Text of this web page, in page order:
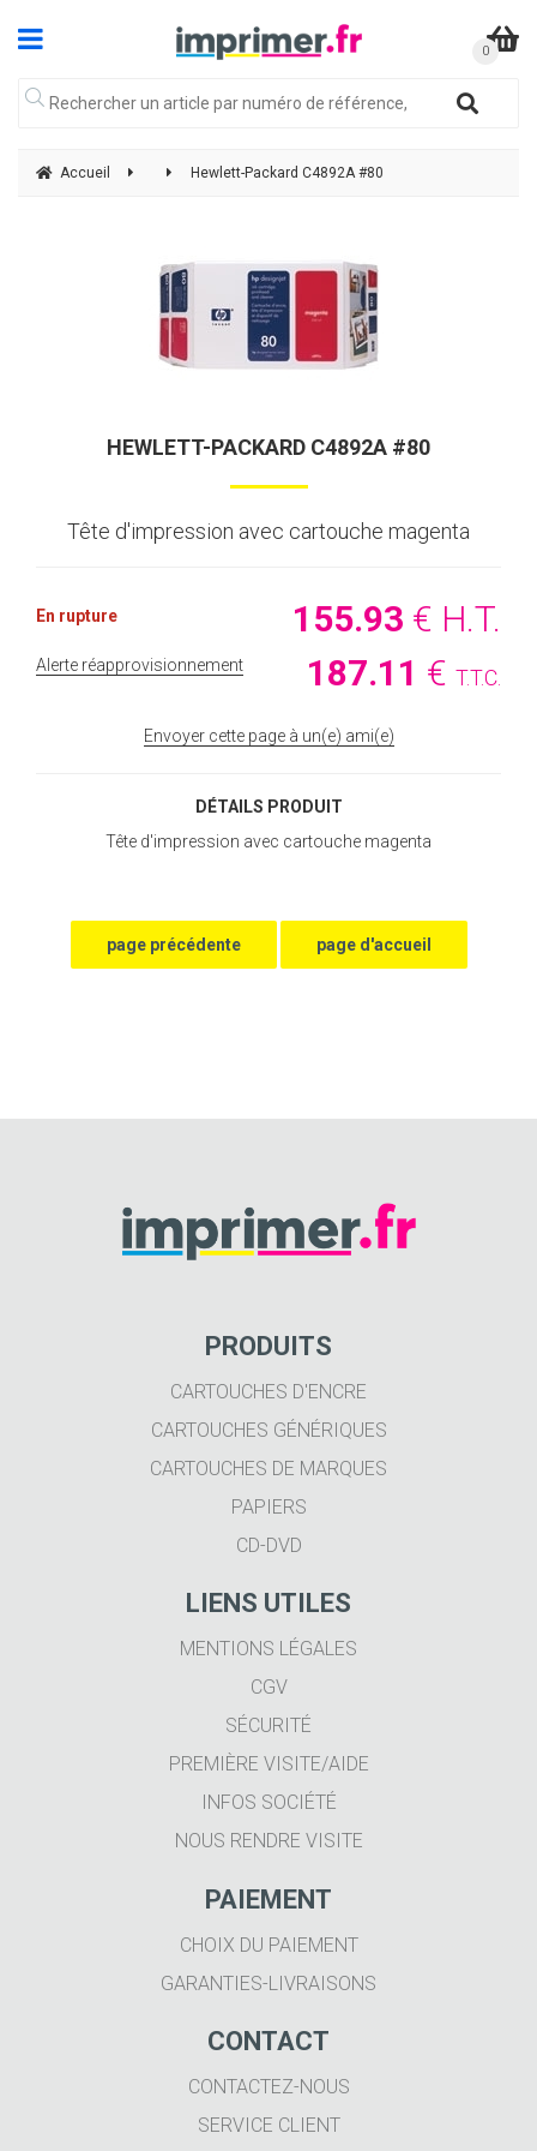
Accueil Hewlett-Packard C4892A #80
HEWLETT-PACKARD C4892A #80
Tête d'impression avec cartouche magenta
155.93 € H.T.
187.11 € T.T.C.
En rupture
Alerte réapprovisionnement
Envoyer cette page à un(e) ami(e)
DÉTAILS PRODUIT
Tête d'impression avec cartouche magenta
PRODUITS
CARTOUCHES D'ENCRE
CARTOUCHES GÉNÉRIQUES
CARTOUCHES DE MARQUES
PAPIERS
CD-DVD
LIENS UTILES
MENTIONS LÉGALES
CGV
SÉCURITÉ
PREMIÈRE VISITE/AIDE
INFOS SOCIÉTÉ
NOUS RENDRE VISITE
PAIEMENT
CHOIX DU PAIEMENT
GARANTIES-LIVRAISONS
CONTACT
CONTACTEZ-NOUS
SERVICE CLIENT